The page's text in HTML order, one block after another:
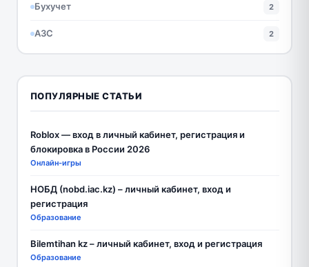
Бухучет 2
АЗС 2
ПОПУЛЯРНЫЕ СТАТЬИ
Roblox — вход в личный кабинет, регистрация и
блокировка в России 2026
Онлайн-игры
НОБД (nobd.iac.kz) – личный кабинет, вход и
регистрация
Образование
Bilemtihan kz – личный кабинет, вход и регистрация
Образование